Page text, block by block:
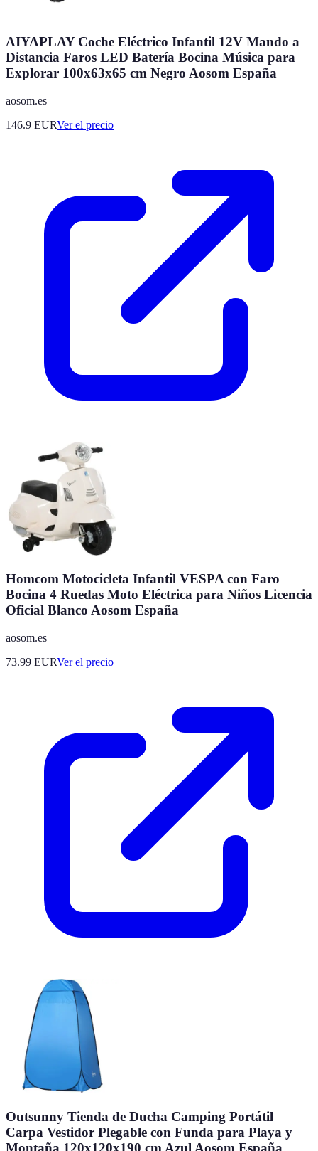
AIYAPLAY Coche Eléctrico Infantil 12V Mando a
Distancia Faros LED Batería Bocina Música para
Explorar 100x63x65 cm Negro Aosom España
aosom.es
146.9 EURVer el precio
Homcom Motocicleta Infantil VESPA con Faro
Bocina 4 Ruedas Moto Eléctrica para Niños Licencia
Oficial Blanco Aosom España
aosom.es
73.99 EURVer el precio
Outsunny Tienda de Ducha Camping Portátil
Carpa Vestidor Plegable con Funda para Playa y
Montaña 120x120x190 cm Azul Aosom España